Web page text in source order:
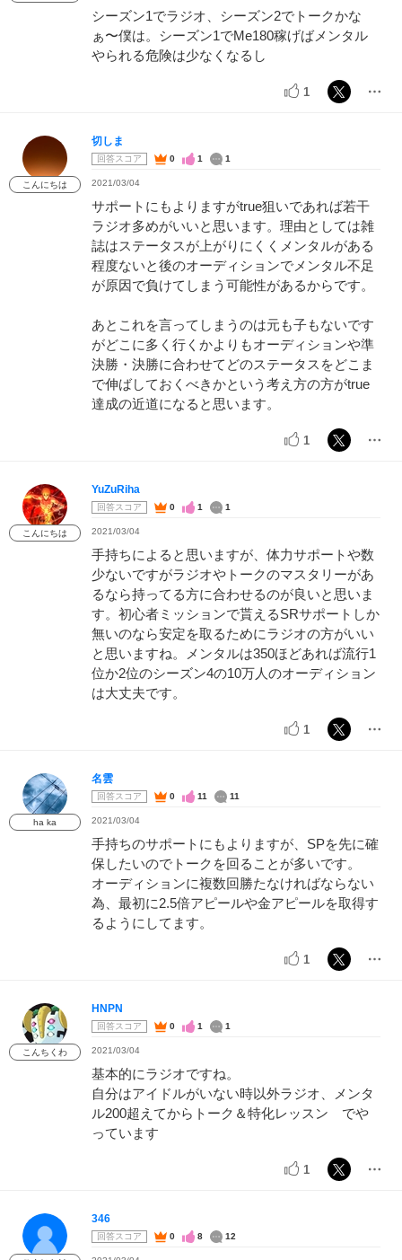
シーズン1でラジオ、シーズン2でトークかな
ぁ〜僕は。シーズン1でMe180稼げばメンタル
やられる危険は少なくなるし
1
こんにちは
切しま
回答スコア 0 1 1
2021/03/04
サポートにもよりますがtrue狙いであれば若干
ラジオ多めがいいと思います。理由としては雑
誌はステータスが上がりにくくメンタルがある
程度ないと後のオーディションでメンタル不足
が原因で負けてしまう可能性があるからです。
あとこれを言ってしまうのは元も子もないです
がどこに多く行くかよりもオーディションや準
決勝・決勝に合わせてどのステータスをどこま
で伸ばしておくべきかという考え方の方がtrue
達成の近道になると思います。
1
こんにちは
YuZuRiha
回答スコア 0 1 1
2021/03/04
手持ちによると思いますが、体力サポートや数
少ないですがラジオやトークのマスタリーがあ
るなら持ってる方に合わせるのが良いと思いま
す。初心者ミッションで貰えるSRサポートしか
無いのなら安定を取るためにラジオの方がいい
と思いますね。メンタルは350ほどあれば流行1
位か2位のシーズン4の10万人のオーディション
は大丈夫です。
1
ha ka
名雲
回答スコア 0 11 11
2021/03/04
手持ちのサポートにもよりますが、SPを先に確
保したいのでトークを回ることが多いです。
オーディションに複数回勝たなければならない
為、最初に2.5倍アピールや金アピールを取得す
るようにしてます。
1
こんちくわ
HNPN
回答スコア 0 1 1
2021/03/04
基本的にラジオですね。
自分はアイドルがいない時以外ラジオ、メンタ
ル200超えてからトーク＆特化レッスン でや
っています
1
346
回答スコア 0 8 12